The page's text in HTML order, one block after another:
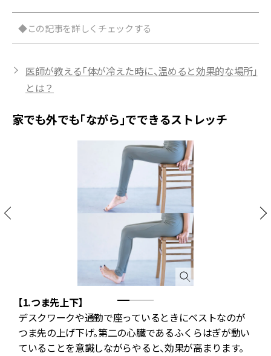
◆この記事を詳しくチェックする
医師が教える「体が冷えた時に、温めると効果的な場所」
とは？
家でも外でも「ながら」でできるストレッチ
【1.つま先上下】
デスクワークや通勤で座っているときにベストなのが
つま先の上げ下げ。第二の心臓であるふくらはぎが動い
ていることを意識しながらやると、効果が高まります。